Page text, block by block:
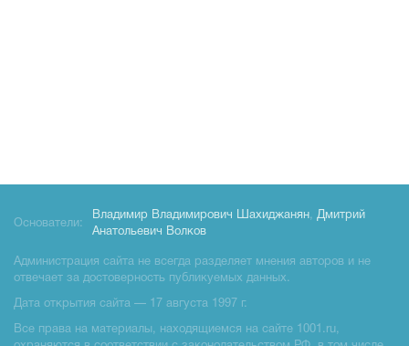
Основатели:
Владимир Владимирович Шахиджанян, Дмитрий
Анатольевич Волков
Администрация сайта не всегда разделяет мнения авторов и не
отвечает за достоверность публикуемых данных.
Дата открытия сайта — 17 августа 1997 г.
Все права на материалы, находящиемся на сайте 1001.ru,